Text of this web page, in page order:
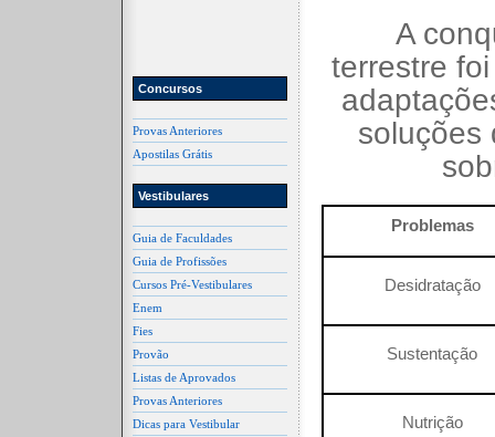
Concursos
Provas Anteriores
Apostilas Grátis
Vestibulares
Guia de Faculdades
Guia de Profissões
Cursos Pré-Vestibulares
Enem
Fies
Provão
Listas de Aprovados
Provas Anteriores
Dicas para Vestibular
A
terrestre
soluções
Problemas
Desidratação
Sustentação
Nutrição